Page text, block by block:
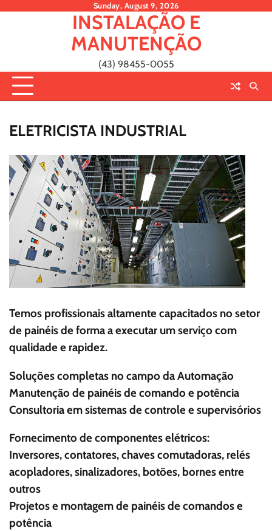
Sunday, August 9, 2026
INSTALAÇÃO E
MANUTENÇÃO
(43) 98455-0055
ELETRICISTA INDUSTRIAL
Temos profissionais altamente capacitados no setor
de painéis de forma a executar um serviço com
qualidade e rapidez.
Soluções completas no campo da Automação
Manutenção de painéis de comando e potência
Consultoria em sistemas de controle e supervisórios
Fornecimento de componentes elétricos:
Inversores, contatores, chaves comutadoras, relés
acopladores, sinalizadores, botões, bornes entre
outros
Projetos e montagem de painéis de comandos e
potência